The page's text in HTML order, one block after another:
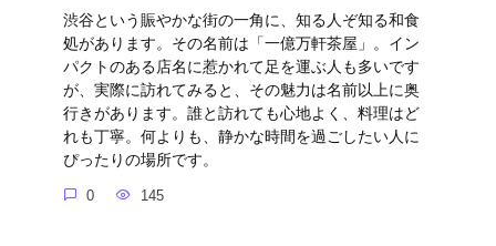
渋谷という賑やかな街の一角に、知る人ぞ知る和食
処があります。その名前は「一億万軒茶屋」。イン
パクトのある店名に惹かれて足を運ぶ人も多いです
が、実際に訪れてみると、その魅力は名前以上に奥
行きがあります。誰と訪れても心地よく、料理はど
れも丁寧。何よりも、静かな時間を過ごしたい人に
ぴったりの場所です。
0 145